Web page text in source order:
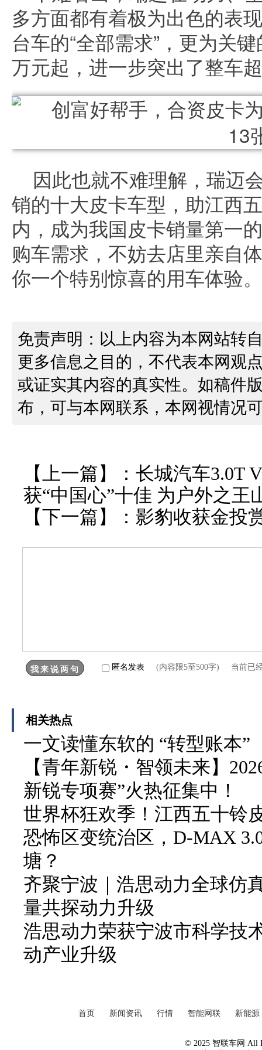
多方面都有着极为出色的表
台车的“全部需求”，更为关
万元起，进一步突出了整车
因此也就不难理解，瑞迈
销的十大皮卡车型，助江西
内，成为我国皮卡销量第一
购车需求，不妨去店里亲自
你一个特别惊喜的用车体验。
免责声明：以上内容为本网站转
更多信息之目的，不代表本网观
或证实其内容的真实性。如稿件
布，可与本网联系，本网视情况
【上一篇】： 长城汽车3.0T
获“中国心”十佳 为户外之王
【下一篇】： 影豹收获金投
匿名发表 (内容限5至500字) 当前已
相关热点
一文读懂东软的 “转型账本”
【青年新锐・智领未来】
新锐专项赛”火热征集中！
世界杯狂欢季！江西五十铃
恐怖区变统治区，D-MAX
塘？
齐聚宁波｜浩思动力全球仿
量共探动力升级
浩思动力荣获宁波市科学技
动产业升级
首页 新闻资讯 行情 智能网联 新能源
© 2025 智联车网 All